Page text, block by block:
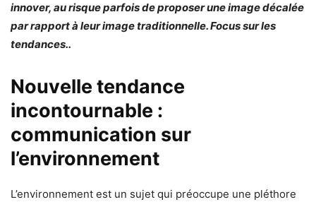
innover, au risque parfois de proposer une image décalée
par rapport à leur image traditionnelle. Focus sur les
tendances..
Nouvelle tendance
incontournable :
communication sur
l’environnement
L’environnement est un sujet qui préoccupe une pléthore